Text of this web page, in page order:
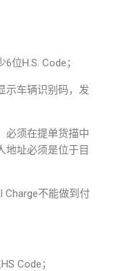
位H.S. Code；
示车辆识别码，发
必须在提单货描中
地址必须是位于目
Charge不能做到付
Code；